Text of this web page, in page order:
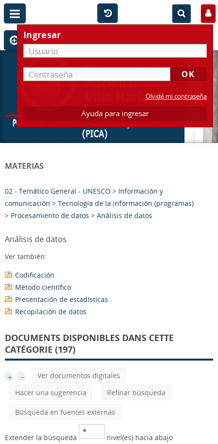
Ingresar
Olvidé mi contraseña
Ayuda para ingresar
MATERIAS
02 - Temático General - UNESCO > Información y
comunicación > Tecnología de la información (programas)
> Procesamiento de datos > Análisis de datos
Análisis de datos
Ver también:
Codificación
Método científico
Presentación de estadísticas
Recopilación de datos
DOCUMENTS DISPONIBLES DANS CETTE
CATÉGORIE (197)
Ver documentos digitales
Hacer una sugerencia
Refinar búsqueda
Búsqueda en fuentes externas
Extender la búsqueda nivel(es) hacia abajo